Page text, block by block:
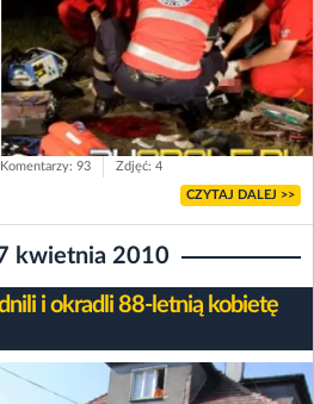
Komentarzy: 93 Zdjęć: 4
CZYTAJ DALEJ >>
kwietnia 2010
i okradli 88-letnią kobietę